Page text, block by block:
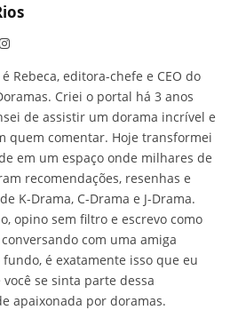
Instagram
Rebeca, editora-chefe e CEO do
Criei o portal há 3 anos
de assistir um dorama incrível e
quem comentar. Hoje transformei
em um espaço onde milhares de
recomendações, resenhas e
K-Drama, C-Drama e J-Drama.
opino sem filtro e escrevo como
com uma amiga
é exatamente isso que eu
se sinta parte dessa
apaixonada por doramas.